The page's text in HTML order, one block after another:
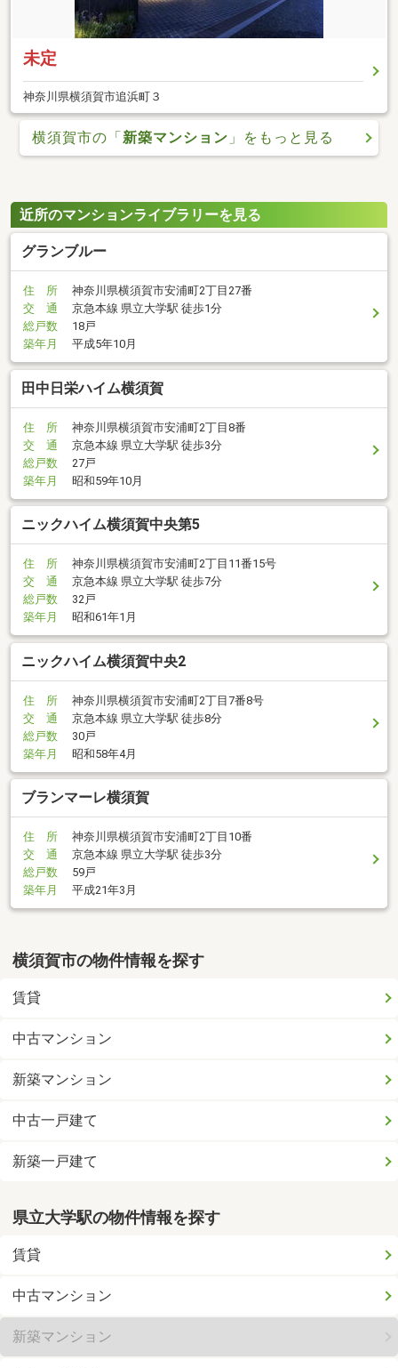
未定
神奈川県横須賀市追浜町３
横須賀市の「 新築マンション 」をもっと見る
近所のマンションライブラリーを見る
グランブルー
住 所
神奈川県横須賀市安浦町2丁目27番
交 通
京急本線 県立大学駅 徒歩1分
総戸数
18戸
築年月
平成5年10月
田中日栄ハイム横須賀
住 所
神奈川県横須賀市安浦町2丁目8番
交 通
京急本線 県立大学駅 徒歩3分
総戸数
27戸
築年月
昭和59年10月
ニックハイム横須賀中央第5
住 所
神奈川県横須賀市安浦町2丁目11番15号
交 通
京急本線 県立大学駅 徒歩7分
総戸数
32戸
築年月
昭和61年1月
ニックハイム横須賀中央2
住 所
神奈川県横須賀市安浦町2丁目7番8号
交 通
京急本線 県立大学駅 徒歩8分
総戸数
30戸
築年月
昭和58年4月
ブランマーレ横須賀
住 所
神奈川県横須賀市安浦町2丁目10番
交 通
京急本線 県立大学駅 徒歩3分
総戸数
59戸
築年月
平成21年3月
横須賀市の物件情報を探す
賃貸
中古マンション
新築マンション
中古一戸建て
新築一戸建て
県立大学駅の物件情報を探す
賃貸
中古マンション
新築マンション